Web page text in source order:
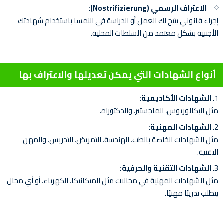
الاعتراف الرسمي (Nostrifizierung):
إجراء قانوني يتيح لك العمل أو الدراسة في النمسا باستخدام شهادتك
الأجنبية بشكل معتمد من السلطات المحلية.
أنواع الشهادات التي يمكن تعديلها والاعتراف بها
الشهادات الأكاديمية:
مثل البكالوريوس، الماجستير، والدكتوراه.
الشهادات المهنية:
مثل الشهادات الخاصة بالطب، الهندسة، التمريض، التدريس، والمهن
التقنية.
الشهادات التقنية والحرفية:
مثل الشهادات المهنية في مجالات مثل الميكانيكا، الكهرباء، أو أي مجال
يتطلب تدريبًا مهنيًا.